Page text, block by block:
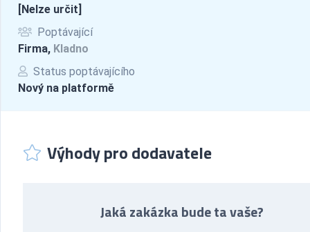
[Nelze určit]
Poptávající
Firma, Kladno
Status poptávajícího
Nový na platformě
Výhody pro dodavatele
Jaká zakázka bude ta vaše?